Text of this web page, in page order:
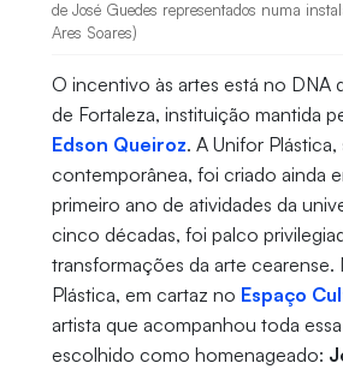
de José Guedes representados numa
Ares Soares)
O incentivo às artes está no DNA
de Fortaleza, instituição mantida
Edson Queiroz. A Unifor
contemporânea, foi criado ainda
primeiro ano de atividades da
cinco décadas, foi palco
transformações da arte cearense.
Plástica, em cartaz no Espaço
artista que acompanhou toda
escolhido como homenageado: